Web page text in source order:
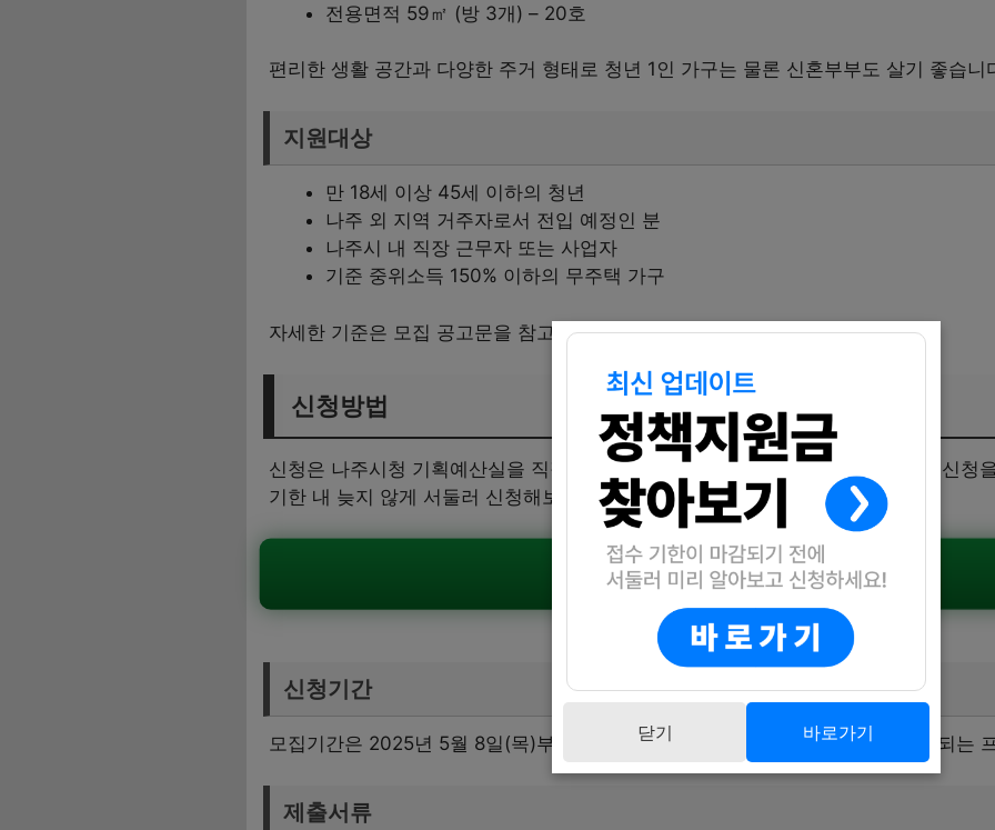
전용면적 59㎡ (방 3개) – 20호
편리한 생활 공간과 다양한 주거 형태로 청년 1인 가구는 물론 신혼부부도 살기 좋습니
지원대상
만 18세 이상 45세 이하의 청년
나주 외 지역 거주자로서 전입 예정인 분
나주시 내 직장 근무자 또는 사업자
기준 중위소득 150% 이하의 무주택 가구
자세한 기준은 모집 공고문을 참고해 주세요.
신청방법
신청은 나주시청 기획예산실을 직접 방문하거나 이메일로 간편하게 가능합니다. 신청
기한 내 늦지 않게 서둘러 신청해보세요.
공식공고 확인하기
신청기간
모집기간은 2025년 5월 8일(목)부터 5월 28일(수)까지입니다. 연중에 걸쳐 진행되는
제출서류
닫기 바로가기